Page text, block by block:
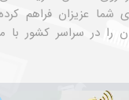
شما عزیزان فراهم
در سراسر کشور با